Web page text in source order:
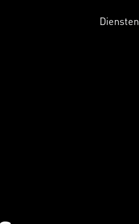
Diensten